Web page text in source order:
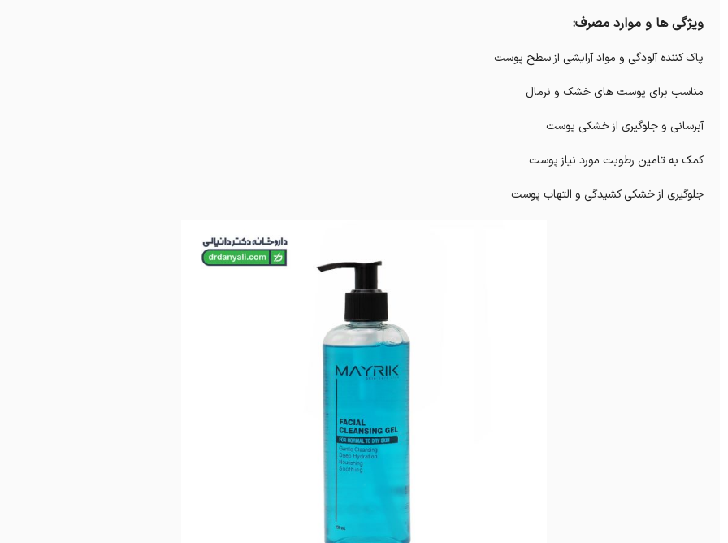
ویژگی ها و موارد مصرف:
پاک کننده آلودگی و مواد آرایشی از سطح پوست
مناسب برای پوست های خشک و نرمال
آبرسانی و جلوگیری از خشکی پوست
کمک به تامین رطوبت مورد نیاز پوست
جلوگیری از خشکی کشیدگی و التهاب پوست